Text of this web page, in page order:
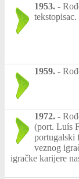
1953. -
tekstopisac.
1959. -
1972. -
(port. Luís
portugalski
veznog
igračke karijere